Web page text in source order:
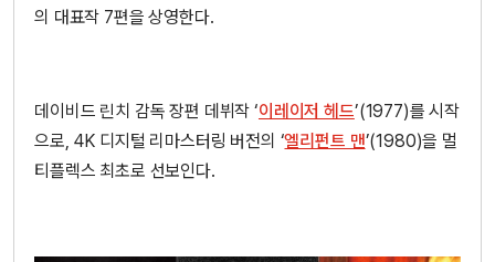
의 대표작 7편을 상영한다.
데이비드 린치 감독 장편 데뷔작 ‘이레이저 헤드’(1977)를 시작
으로, 4K 디지털 리마스터링 버전의 ‘엘리펀트 맨’(1980)을 멀
티플렉스 최초로 선보인다.